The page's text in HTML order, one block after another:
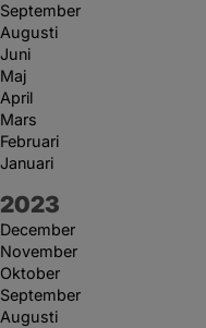
September
Augusti
Juni
Maj
April
Mars
Februari
Januari
År:
2023
December
November
Oktober
September
Augusti